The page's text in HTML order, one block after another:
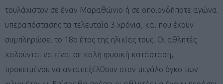
τουλάχιστον σε έναν Μαραθώνιο ή σε οποιονδήποτε αγώνα
υπεραπόστασης τα τελευταία 3 χρόνια, και που έχουν
συμπληρώσει το 18ο έτος της ηλικίας τους. Οι αθλητές
καλούνται να είναι σε καλή φυσική κατάσταση,
προκειμένου να ανταπεξέλθουν στον μεγάλο όγκο των